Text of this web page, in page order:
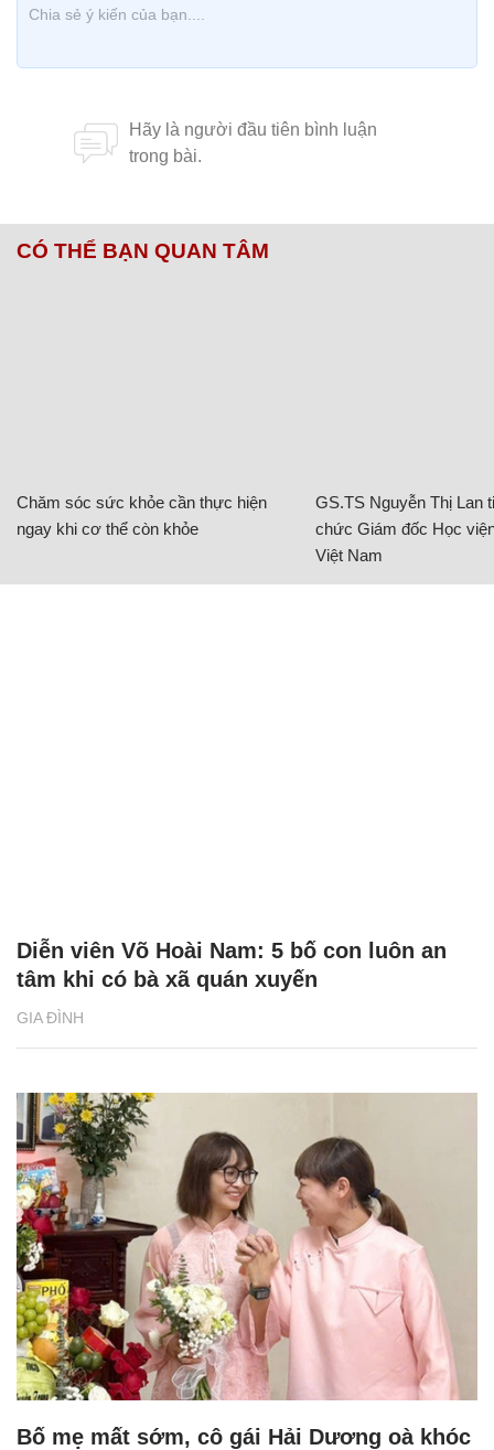
CÓ THỂ BẠN QUAN TÂM
Chăm sóc sức khỏe cần thực hiện
ngay khi cơ thể còn khỏe
GS.TS Nguyễn Thị Lan
chức Giám đốc Học
Việt Nam
GIA ĐÌNH
Diễn viên Võ Hoài Nam: 5 bố con luôn an
tâm khi có bà xã quán xuyến
Bố mẹ mất sớm, cô gái Hải Dương oà khóc